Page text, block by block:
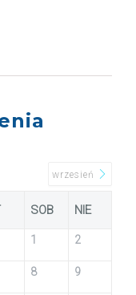
wrzesień
SOB NIE
1 2
8 9